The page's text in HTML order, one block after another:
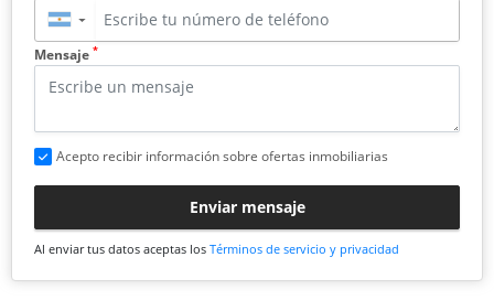
▼
Mensaje *
Acepto recibir información sobre ofertas inmobiliarias
Enviar mensaje
Al enviar tus datos aceptas los Términos de servicio y privacidad